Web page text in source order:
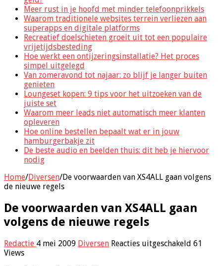
Meer rust in je hoofd met minder telefoonprikkels
Waarom traditionele websites terrein verliezen aan
superapps en digitale platforms
Recreatief doelschieten groeit uit tot een populaire
vrijetijdsbesteding
Hoe werkt een ontijzeringsinstallatie? Het proces
simpel uitgelegd
Van zomeravond tot najaar: zo blijf je langer buiten
genieten
Loungeset kopen: 9 tips voor het uitzoeken van de
juiste set
Waarom meer leads niet automatisch meer klanten
opleveren
Hoe online bestellen bepaalt wat er in jouw
hamburgerbakje zit
De beste audio en beelden thuis: dit heb je hiervoor
nodig
Home/Diversen/De voorwaarden van XS4ALL gaan volgens
de nieuwe regels
De voorwaarden van XS4ALL gaan
volgens de nieuwe regels
Redactie 4 mei 2009 Diversen Reacties uitgeschakeld voor
61
Views